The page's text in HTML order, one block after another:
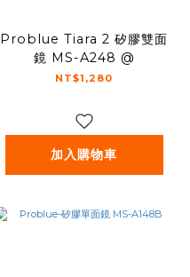
Problue Tiara 2 矽膠雙面
鏡 MS-A248 @
NT$1,280
加入購物車